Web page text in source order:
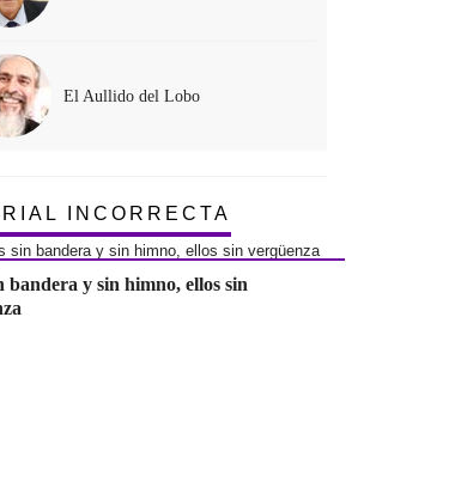
El Aullido del Lobo
INCORRECTA
bandera y sin himno, ellos sin